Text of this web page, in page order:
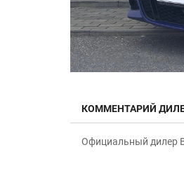
КОММЕНТАРИЙ
Официальный дилер